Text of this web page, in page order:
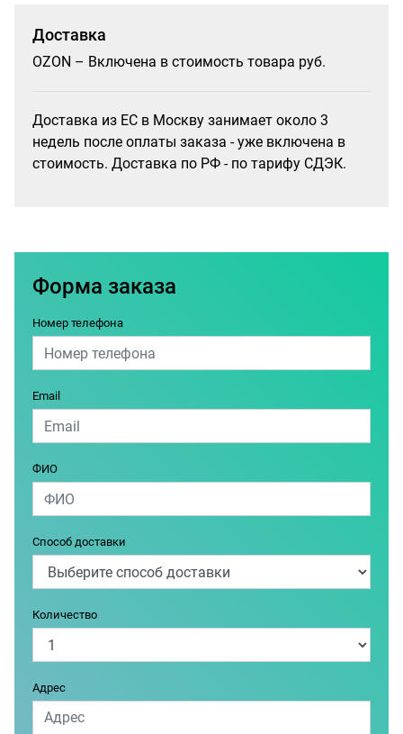
Доставка
OZON – Включена в стоимость товара руб.
Доставка из ЕС в Москву занимает около 3
недель после оплаты заказа - уже включена в
стоимость. Доставка по РФ - по тарифу СДЭК.
Форма заказа
Номер телефона
Email
ФИО
Способ доставки
Количество
Адрес